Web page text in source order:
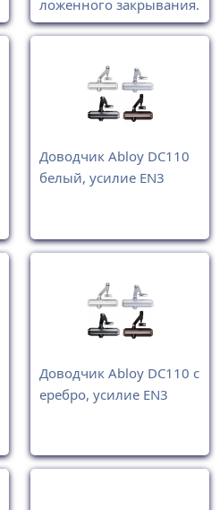
ложенного закрывания.
Доводчик Abloy DC110
белый, усилие EN3
Доводчик Abloy DC110 с
еребро, усилие EN3